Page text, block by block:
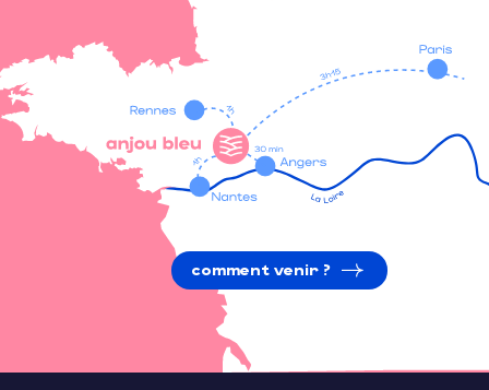
comment venir ?